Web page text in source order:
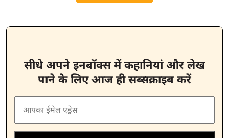
सीधे अपने इनबॉक्स में कहानियां और लेख
पाने के लिए आज ही सब्सक्राइब करें